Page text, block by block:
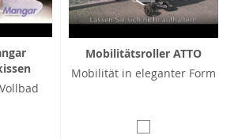
Mobilitätsroller ATTO
Mobilität in eleganter Form